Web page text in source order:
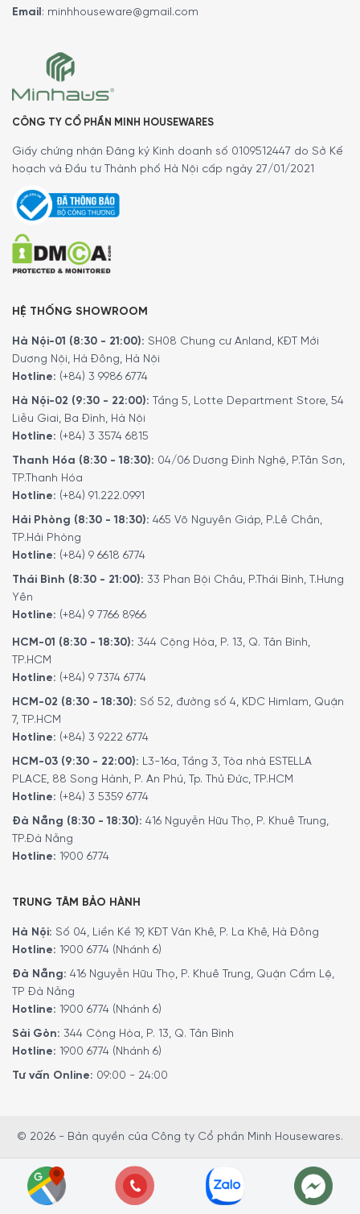
Email: minhhouseware@gmail.com
CÔNG TY CỔ PHẦN MINH HOUSEWARES
Giấy chứng nhận Đăng ký Kinh doanh số 0109512447 do Sở Kế
hoạch và Đầu tư Thành phố Hà Nội cấp ngày 27/01/2021
HỆ THỐNG SHOWROOM
Hà Nội-01 (8:30 - 21:00): SH08 Chung cư Anland, KĐT Mới
Dương Nội, Hà Đông, Hà Nội
Hotline: (+84) 3 9986 6774
Hà Nội-02 (9:30 - 22:00): Tầng 5, Lotte Department Store, 54
Liễu Giai, Ba Đình, Hà Nội
Hotline: (+84) 3 3574 6815
Thanh Hóa (8:30 - 18:30): 04/06 Dương Đình Nghệ, P.Tân Sơn,
TP.Thanh Hóa
Hotline: (+84) 91.222.0991
Hải Phòng (8:30 - 18:30): 465 Võ Nguyên Giáp, P.Lê Chân,
TP.Hải Phòng
Hotline: (+84) 9 6618 6774
Thái Bình (8:30 - 21:00): 33 Phan Bội Châu, P.Thái Bình, T.Hưng
Yên
Hotline: (+84) 9 7766 8966
HCM-01 (8:30 - 18:30): 344 Cộng Hòa, P. 13, Q. Tân Bình,
TP.HCM
Hotline: (+84) 9 7374 6774
HCM-02 (8:30 - 18:30): Số 52, đường số 4, KDC Himlam, Quận
7, TP.HCM
Hotline: (+84) 3 9222 6774
HCM-03 (9:30 - 22:00): L3-16a, Tầng 3, Tòa nhà ESTELLA
PLACE, 88 Song Hành, P. An Phú, Tp. Thủ Đức, TP.HCM
Hotline: (+84) 3 5359 6774
Đà Nẵng (8:30 - 18:30): 416 Nguyễn Hữu Thọ, P. Khuê Trung,
TP.Đà Nẵng
Hotline: 1900 6774
TRUNG TÂM BẢO HÀNH
Hà Nội: Số 04, Liền Kề 19, KĐT Văn Khê, P. La Khê, Hà Đông
Hotline: 1900 6774 (Nhánh 6)
Đà Nẵng: 416 Nguyễn Hữu Thọ, P. Khuê Trung, Quận Cẩm Lệ,
TP Đà Nẵng
Hotline: 1900 6774 (Nhánh 6)
Sài Gòn: 344 Cộng Hòa, P. 13, Q. Tân Bình
Hotline: 1900 6774 (Nhánh 6)
Tư vấn Online: 09:00 - 24:00
© 2026 - Bản quyền của Công ty Cổ phần Minh Housewares.